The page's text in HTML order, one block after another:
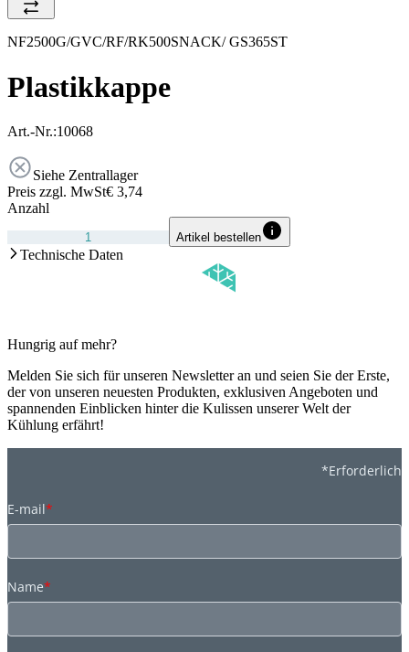
NF2500G/GVC/RF/RK500SNACK/ GS365ST
Plastikkappe
Art.-Nr.:10068
Siehe Zentrallager
Preis zzgl. MwSt€ 3,74
Anzahl
Artikel bestellen
Technische Daten
Hungrig auf mehr?
Melden Sie sich für unseren Newsletter an und seien Sie der Erste,
der von unseren neuesten Produkten, exklusiven Angeboten und
spannenden Einblicken hinter die Kulissen unserer Welt der
Kühlung erfährt!
*Erforderlich
E-mail*
Name*